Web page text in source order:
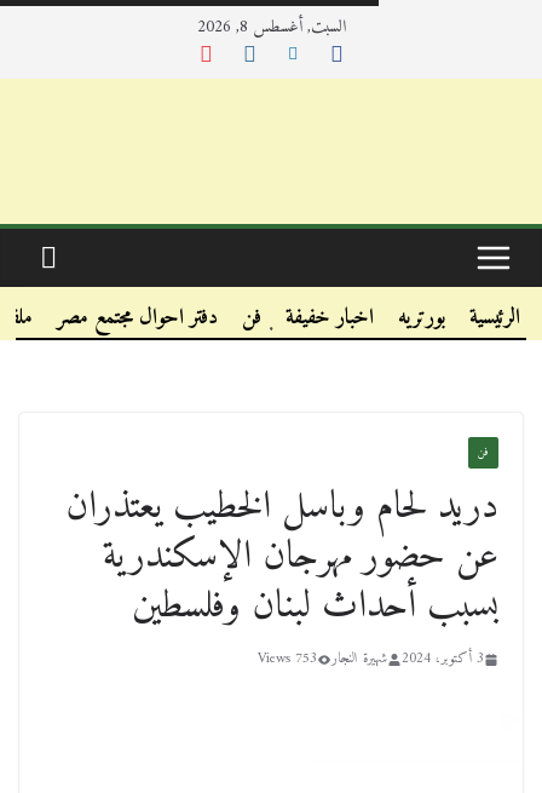
السبت, أغسطس 8, 2026
.
.
الرئيسية بورتريه اخبار خفيفة فن دفتر احوال مجتمع مصر
فن
دريد لحام وباسل الخطيب يعتذران
عن حضور مهرجان الإسكندرية
بسبب أحداث لبنان وفلسطين
3 أكتوبر، 2024 شهيرة النجار 753 Views